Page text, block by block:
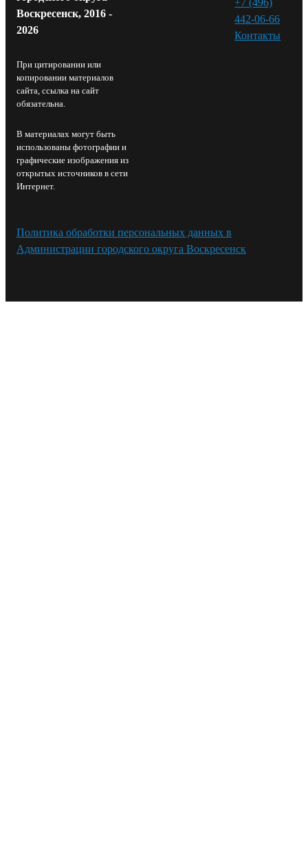
Воскресенск, 2016 -
2026
При цитировании или
копировании материалов
сайта, ссылка на сайт
обязательна.
В материалах могут быть
использованы фотографии и
графические изображения из
открытых источников в сети
Интернет.
442-06-66
Контакты⁠
Политика обработки персональных данных в
Администрации городского округа Воскресенск